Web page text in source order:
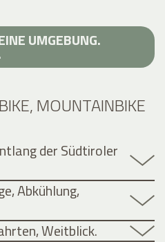
UMGEBUNG.
MOUNTAINBIKE
der Südtiroler
Abkühlung,
Weitblick.